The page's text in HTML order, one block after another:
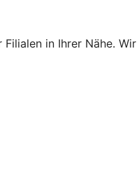
Filialen in Ihrer Nähe. Wir